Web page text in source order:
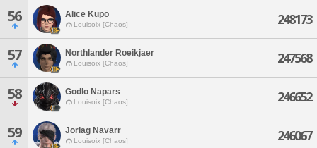
56 Alice Kupo
Louisoix [Chaos] 248173
57 Northlander Roeikjaer
Louisoix [Chaos] 247568
58 Godlo Napars
Louisoix [Chaos] 246652
59 Jorlag Navarr
Louisoix [Chaos] 246067